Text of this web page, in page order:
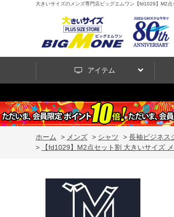
大きいサイズのメンズ専門店ビッグエムワン【fd1029】M2
アイテム
ホーム > メンズ > シャツ > 長袖ビジネス
>
【fd1029】M2点セット割 大きいサイズ